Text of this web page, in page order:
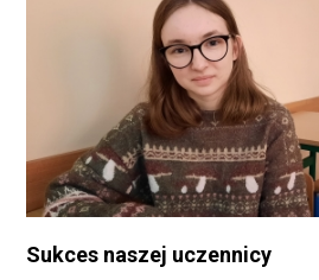
Sukces naszej uczennicy